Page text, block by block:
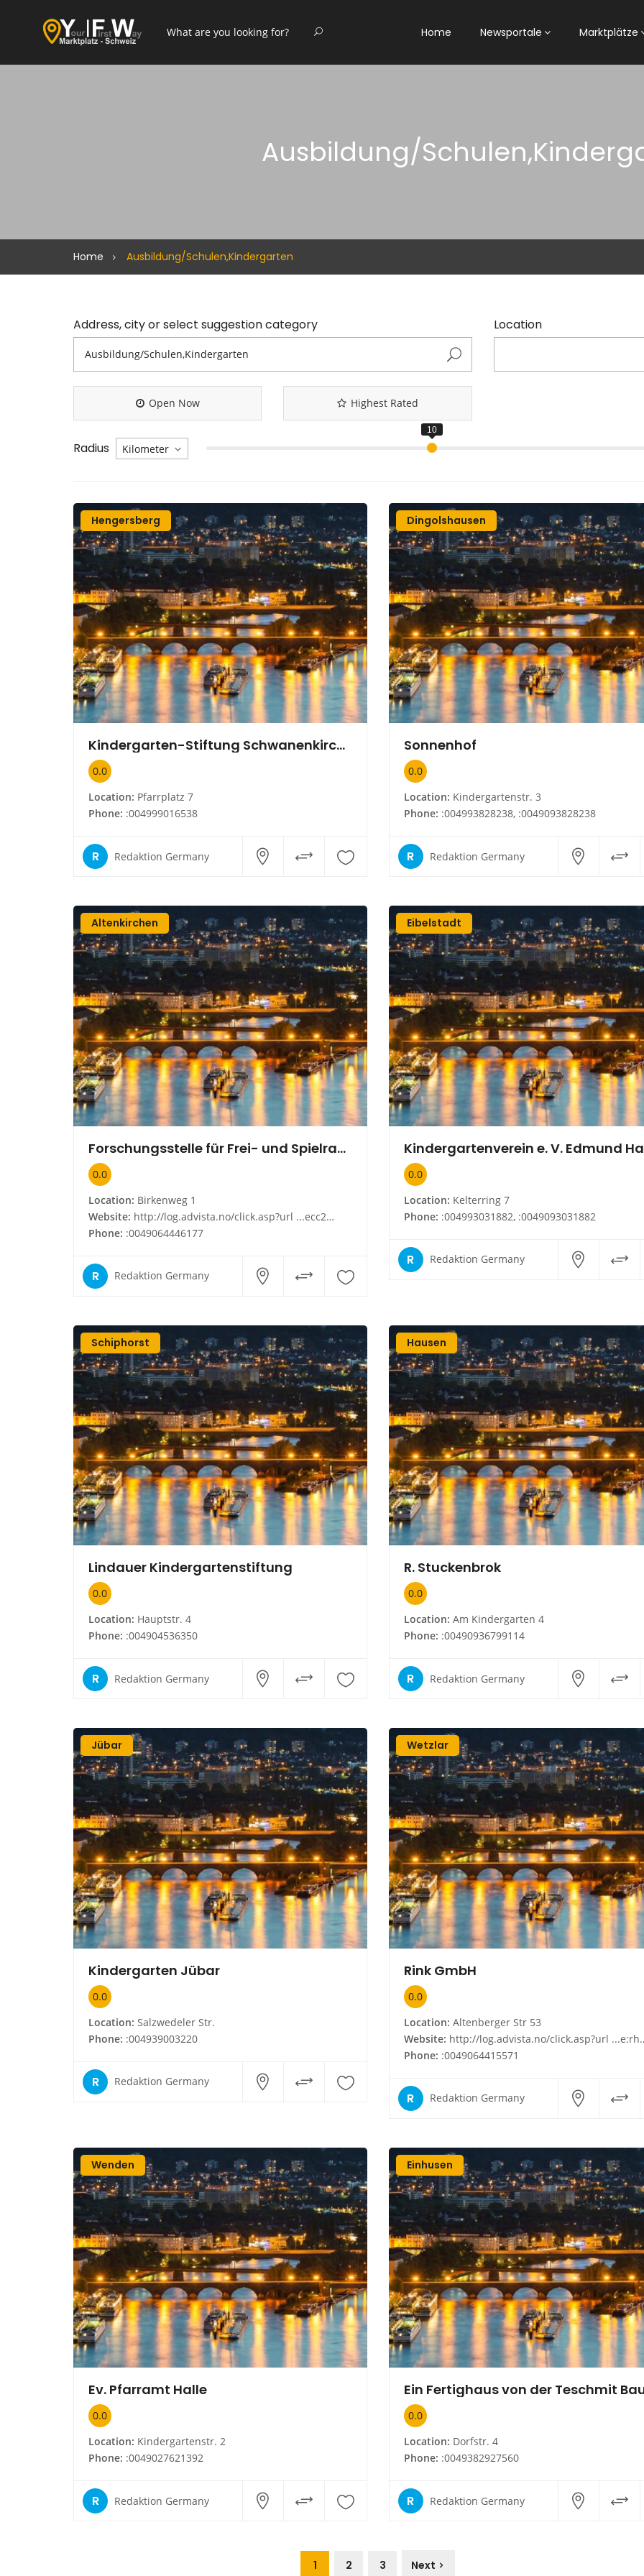
Home Newsportale Marktplätze
Ausbildung/
Home Ausbildung/Schulen,Kindergarten
Address, city or select suggestion category Location
Open Now Highest Rated
Radius
Hengersberg
Kindergarten-Stiftung Schwanenkirchen
0.0
Location: Pfarrplatz 7
Phone: :004999016538
R Redaktion Germany
Dingolshausen
Sonnenhof
0.0
Location: Kindergartenstr. 3
Phone: :004993828238, :0049093828238
R Redaktion Germany
Altenkirchen
Forschungsstelle für Frei- und Spielraumplanung
0.0
Location: Birkenweg 1
Website: http://log.advista.no/click.asp?url ...ecc2z9p9hao9regh&id 17469104920304700&type infoside_link&cnt de
Phone: :0049064446177
R Redaktion Germany
Eibelstadt
Kindergartenverein e. V. Edmund
0.0
Location: Kelterring 7
Phone: :004993031882, :0049093031882
R Redaktion Germany
Schiphorst
Lindauer Kindergartenstiftung
0.0
Location: Hauptstr. 4
Phone: :004904536350
R Redaktion Germany
Hausen
R. Stuckenbrok
0.0
Location: Am Kindergarten 4
Phone: :00490936799114
R Redaktion Germany
Jübar
Kindergarten Jübar
0.0
Location: Salzwedeler Str.
Phone: :004939003220
R Redaktion Germany
Wetzlar
Rink GmbH
0.0
Location: Altenberger Str 53
Website: http://log.advista.no/click.asp?url ...e:rhaa.oagzrmajegh&id 42842454920304700&type infoside_link&cnt de
Phone: :0049064415571
R Redaktion Germany
Wenden
Ev. Pfarramt Halle
0.0
Location: Kindergartenstr. 2
Phone: :0049027621392
R Redaktion Germany
Einhusen
0.0
Location: Dorfstr. 4
Phone: :0049382927560
R Redaktion Germany
1 2 3 Next